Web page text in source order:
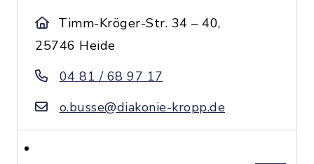
Timm-Kröger-Str. 34 – 40,
25746 Heide
04 81 / 68 97 17
o.busse@diakonie-kropp.de